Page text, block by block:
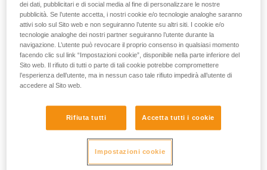
Nota: in ogni caso, come per tutti gli ancoraggi, si
raccomanda di rispettare il principio di abbondanza per non
affidare la sicurezza di un utilizzatore ad un solo dispositivo.
Esempio di utilizzo in trattenuta:
trattenuta su una terrazza ben delimitata, al sicuro da ogni
rischio di caduta, sarà perfettamente efficace un solo
GRILLON installato come linea vita.
dei dati, pubblicitari e di social media al fine di personalizzare le nostre
pubblicità. Se l’utente accetta, i nostri cookie e/o tecnologie analoghe saranno
attivi solo sul Sito web e non seguiranno l’utente su altri siti. I cookie e/o
tecnologie analoghe dei nostri partner seguiranno l’utente durante la
navigazione. L’utente può revocare il proprio consenso in qualsiasi momento
facendo clic sul link “Impostazioni cookie”, disponibile nella parte inferiore del
Sito web. Il rifiuto di tutti o parte di tali cookie potrebbe compromettere
l’esperienza dell’utente, ma in nessun caso tale rifiuto impedirà all’utente di
accedere al Sito web.
Rifiuta tutti Accetta tutti i cookie
Impostazioni cookie